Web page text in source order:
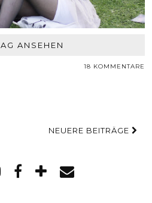
ANSEHEN
18 KOMMENTARE
NEUERE BEITRÄGE